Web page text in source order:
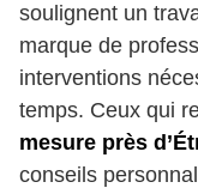
soulignent un
marque de
interventions
temps. Ceux qui
mesure près
conseils